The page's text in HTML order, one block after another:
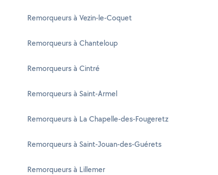
Remorqueurs à Vezin-le-Coquet
Remorqueurs à Chanteloup
Remorqueurs à Cintré
Remorqueurs à Saint-Armel
Remorqueurs à La Chapelle-des-Fougeretz
Remorqueurs à Saint-Jouan-des-Guérets
Remorqueurs à Lillemer